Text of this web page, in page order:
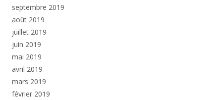
septembre 2019
août 2019
juillet 2019
juin 2019
mai 2019
avril 2019
mars 2019
février 2019